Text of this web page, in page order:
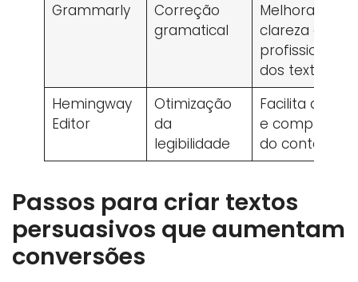
Grammarly
Correção
gramatical
Melhora a
clareza e
dos textos
Hemingway
Editor
Otimização
da
legibilidade
Facilita a
e
do conteúdo
Passos para criar textos
persuasivos que aumentam
conversões